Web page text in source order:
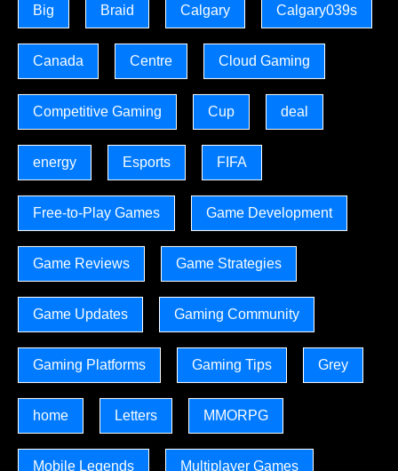
Big Braid Calgary Calgary039s
Canada Centre Cloud Gaming
Competitive Gaming Cup deal
energy Esports FIFA
Free-to-Play Games Game Development
Game Reviews Game Strategies
Game Updates Gaming Community
Gaming Platforms Gaming Tips Grey
home Letters MMORPG
Mobile Legends Multiplayer Games